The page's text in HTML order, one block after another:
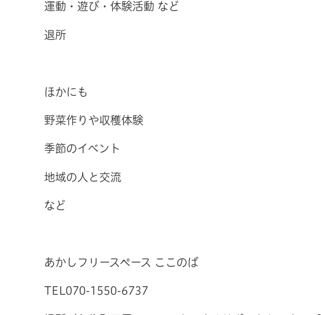
運動・遊び・体験活動 など
退所
ほかにも
野菜作りや収穫体験
季節のイベント
地域の人と交流
など
あかしフリースペース ここのば
TEL070-1550-6737